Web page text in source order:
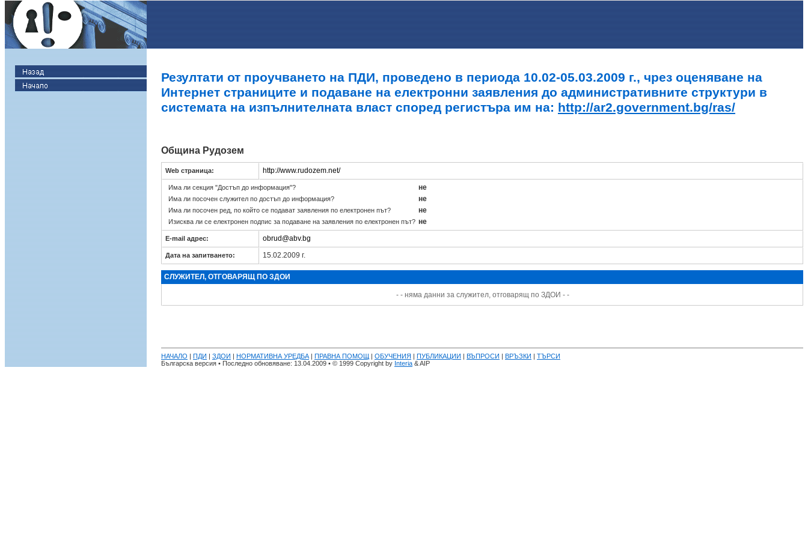
Резултати от проучването на ПДИ, проведено в периода 10.02-05.03.2009 г., чрез оценяване на
Интернет страниците и подаване на електронни заявления до административните структури в
системата на изпълнителната власт според регистъра им на: http://ar2.government.bg/ras/
Община Рудозем
Web страница: http://www.rudozem.net/
Има ли секция "Достъп до информация"? не
Има ли посочен служител по достъп до информация? не
Има ли посочен ред, по който се подават заявления по електронен път? не
Изисква ли се електронен подпис за подаване на заявления по електронен път? не
E-mail адрес: obrud@abv.bg
Дата на запитването: 15.02.2009 г.
СЛУЖИТЕЛ, ОТГОВАРЯЩ ПО ЗДОИ
- - няма данни за служител, отговарящ по ЗДОИ - -
НАЧАЛО | ПДИ | ЗДОИ | НОРМАТИВНА УРЕДБА | ПРАВНА ПОМОЩ | ОБУЧЕНИЯ | ПУБЛИКАЦИИ | ВЪПРОСИ | ВРЪЗКИ | ТЪРСИ
Българска версия • Последно обновяване: 13.04.2009 • © 1999 Copyright by Interia & AIP